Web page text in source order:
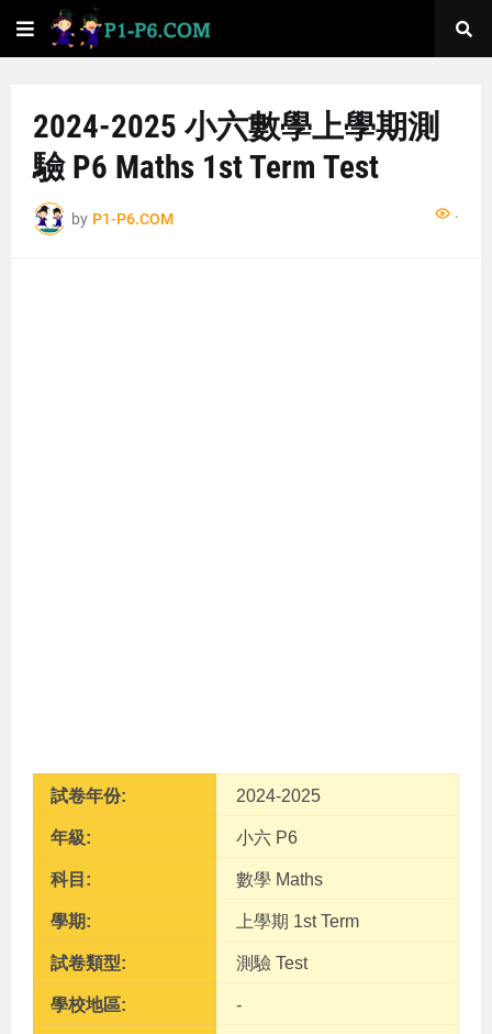
2024-2025 小六數學上學期測
驗 P6 Maths 1st Term Test
by P1-P6.COM ...
試卷年份: 2024-2025
年級: 小六 P6
科目: 數學 Maths
學期: 上學期 1st Term
試卷類型: 測驗 Test
學校地區: -